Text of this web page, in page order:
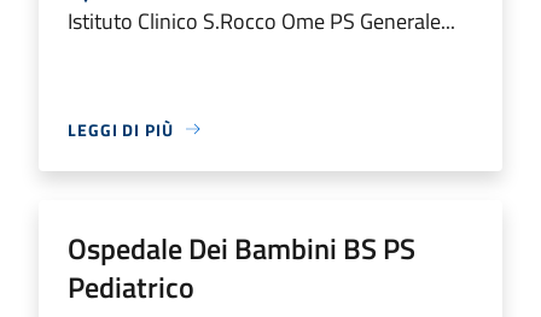
Istituto Clinico S.Rocco Ome PS Generale...
LEGGI DI PIÙ
Ospedale Dei Bambini BS PS
Pediatrico